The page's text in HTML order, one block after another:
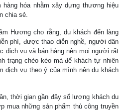
hàng hóa nhằm xây dựng thương hiệu
chia sẻ.
Hương cho rằng, du khách đến làng
phí, được thao diễn nghề, người dân
dịch vụ và bán hàng nên mọi người rất
trạng chèo kéo mà để khách tự nhiên
dịch vụ theo ý của mình nên du khách
thời gian gần đây số lượng khách du
mua những sản phẩm thủ công truyền